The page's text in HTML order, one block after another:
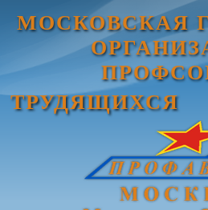
МОСКОВСКАЯ
ТРУДЯЩИХСЯ